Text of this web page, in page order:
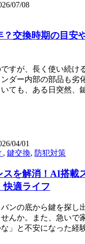
07/08
？交換時期の目安
すが、長く使い続け
ダー内部の部品も劣
ても、ある日突然
04/01
, 鍵交換, 防犯対策
スを解消！AI搭載
快適ライフ
ンの底から鍵を探し
んか。また、急いで
な」と不安になった